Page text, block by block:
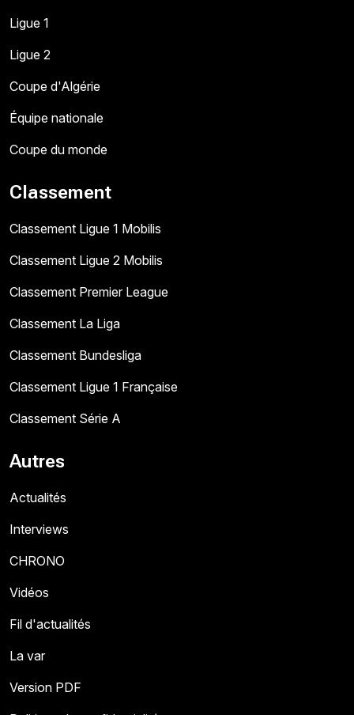
Ligue 1
Ligue 2
Coupe d'Algérie
Équipe nationale
Coupe du monde
Classement
Classement Ligue 1 Mobilis
Classement Ligue 2 Mobilis
Classement Premier League
Classement La Liga
Classement Bundesliga
Classement Ligue 1 Française
Classement Série A
Autres
Actualités
Interviews
CHRONO
Vidéos
Fil d'actualités
La var
Version PDF